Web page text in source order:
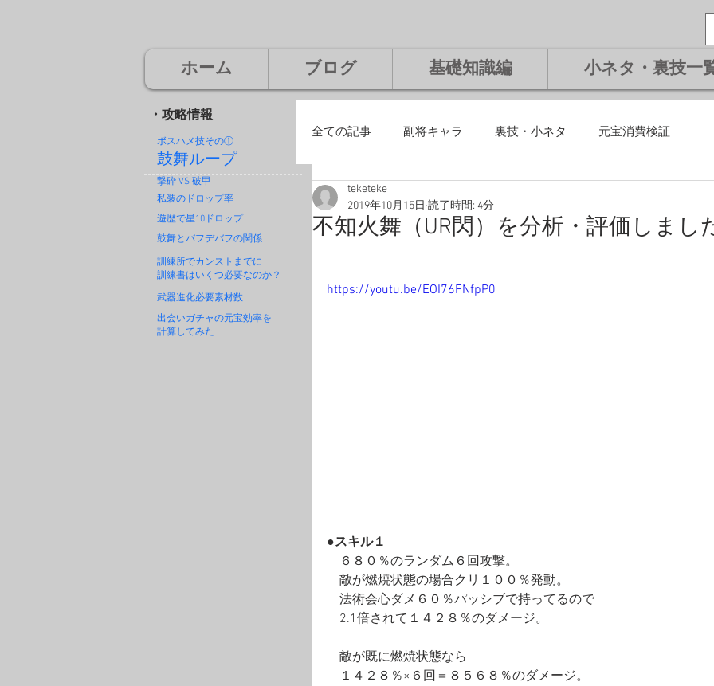
ホーム ブログ 基礎知識編 小ネタ・裏技一
・攻略情報
ボスハメ技その①
鼓舞ループ
撃砕 VS 破甲
私装のドロップ率
遊歴で星10ドロップ
鼓舞とバフデバフの関係
訓練所でカンストまでに
訓練書はいくつ必要なのか？
武器進化必要素材数
出会いガチャの元宝効率を
計算してみた
全ての記事 副将キャラ 裏技・小ネタ 元宝消費検証
廃課金編
不知火舞（UR閃）を分析・評価しまし
teketeke
2019年10月15日 読了時間: 4分
https://youtu.be/EOI76FNfpP0
●スキル１
６８０％のランダム６回攻撃。
敵が燃焼状態の場合クリ１００％発動。
法術会心ダメ６０％パッシブで持ってるので
2.1倍されて１４２８％のダメージ。
敵が既に燃焼状態なら
１４２８％×６回＝８５６８％のダメージ。